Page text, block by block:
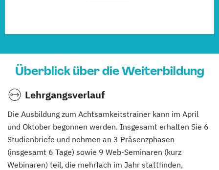
Überblick über die Weiterbildung
Lehrgangsverlauf
Die Ausbildung zum Achtsamkeitstrainer kann im April
und Oktober begonnen werden. Insgesamt erhalten Sie 6
Studienbriefe und nehmen an 3 Präsenzphasen
(insgesamt 6 Tage) sowie 9 Web-Seminaren (kurz
Webinaren) teil, die mehrfach im Jahr stattfinden,